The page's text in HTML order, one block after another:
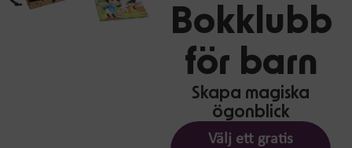
Bokklubb
för barn
Skapa magiska
ögonblick
Välj ett gratis